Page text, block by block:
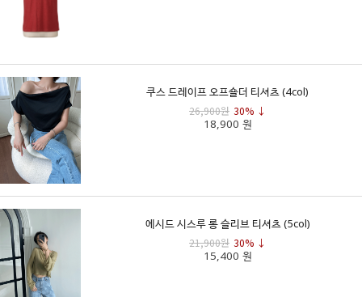
쿠스 드레이프 오프숄더 티셔츠 (4col)
26,900원 30% ↓
18,900 원
에시드 시스루 롱 슬리브 티셔츠 (5col)
21,900원 30% ↓
15,400 원